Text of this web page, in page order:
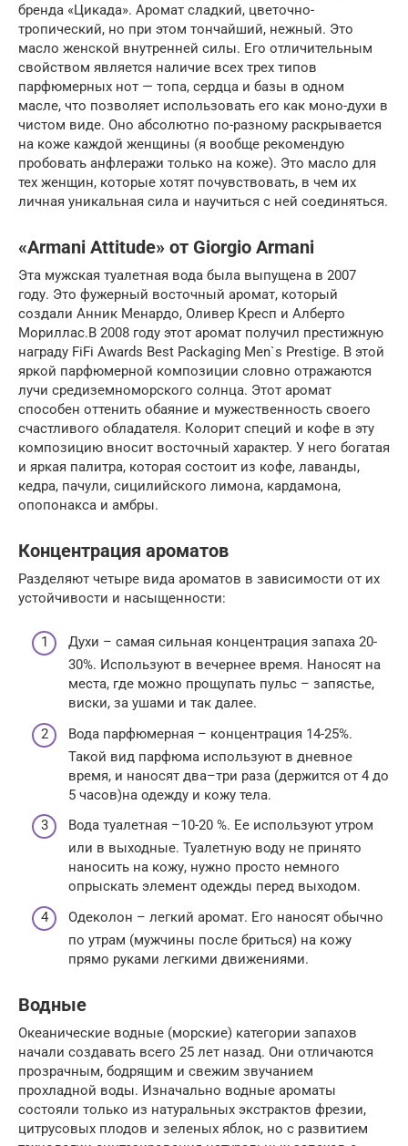
бренда «Цикада». Аромат сладкий, цветочно-
тропический, но при этом тончайший, нежный. Это
масло женской внутренней силы. Его отличительным
свойством является наличие всех трех типов
парфюмерных нот — топа, сердца и базы в одном
масле, что позволяет использовать его как моно-духи в
чистом виде. Оно абсолютно по-разному раскрывается
на коже каждой женщины (я вообще рекомендую
пробовать анфлеражи только на коже). Это масло для
тех женщин, которые хотят почувствовать, в чем их
личная уникальная сила и научиться с ней соединяться.
«Armani Attitude» от Giorgio Armani
Эта мужская туалетная вода была выпущена в 2007
году. Это фужерный восточный аромат, который
создали Анник Менардо, Оливер Кресп и Алберто
Мориллас.В 2008 году этот аромат получил престижную
награду FiFi Awards Best Packaging Men`s Prestige. В этой
яркой парфюмерной композиции словно отражаются
лучи средиземноморского солнца. Этот аромат
способен оттенить обаяние и мужественность своего
счастливого обладателя. Колорит специй и кофе в эту
композицию вносит восточный характер. У него богатая
и яркая палитра, которая состоит из кофе, лаванды,
кедра, пачули, сицилийского лимона, кардамона,
опопонакса и амбры.
Концентрация ароматов
Разделяют четыре вида ароматов в зависимости от их
устойчивости и насыщенности:
Духи – самая сильная концентрация запаха 20-
30%. Используют в вечернее время. Наносят на
места, где можно прощупать пульс – запястье,
виски, за ушами и так далее.
Вода парфюмерная – концентрация 14-25%.
Такой вид парфюма используют в дневное
время, и наносят два–три раза (держится от 4 до
5 часов)на одежду и кожу тела.
Вода туалетная –10-20 %. Ее используют утром
или в выходные. Туалетную воду не принято
наносить на кожу, нужно просто немного
опрыскать элемент одежды перед выходом.
Одеколон – легкий аромат. Его наносят обычно
по утрам (мужчины после бриться) на кожу
прямо руками легкими движениями.
Водные
Океанические водные (морские) категории запахов
начали создавать всего 25 лет назад. Они отличаются
прозрачным, бодрящим и свежим звучанием
прохладной воды. Изначально водные ароматы
состояли только из натуральных экстрактов фрезии,
цитрусовых плодов и зеленых яблок, но с развитием